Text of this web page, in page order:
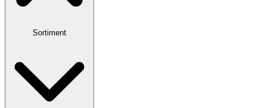
Sortiment